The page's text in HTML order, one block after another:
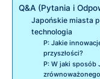
Q&A (Pytania i
Japońskie miasta
technologia
P: Jakie
przyszłości?
P: W jaki sposób